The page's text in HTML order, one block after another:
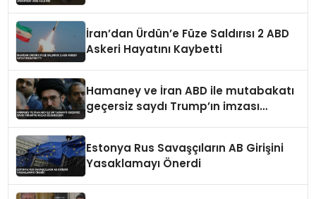
İran’dan Ürdün’e Füze Saldırısı 2 ABD
Askeri Hayatını Kaybetti
Hamaney ve İran ABD ile mutabakatı
geçersiz saydı Trump’ın imzası
Estonya Rus Savaşçıların AB Girişini
Yasaklamayı Önerdi